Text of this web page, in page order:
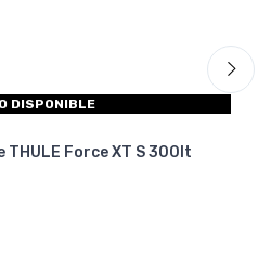
DISPONIBLE
Force XT S 300lt